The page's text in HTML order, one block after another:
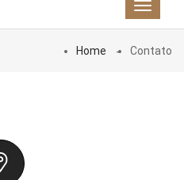
Home Contato